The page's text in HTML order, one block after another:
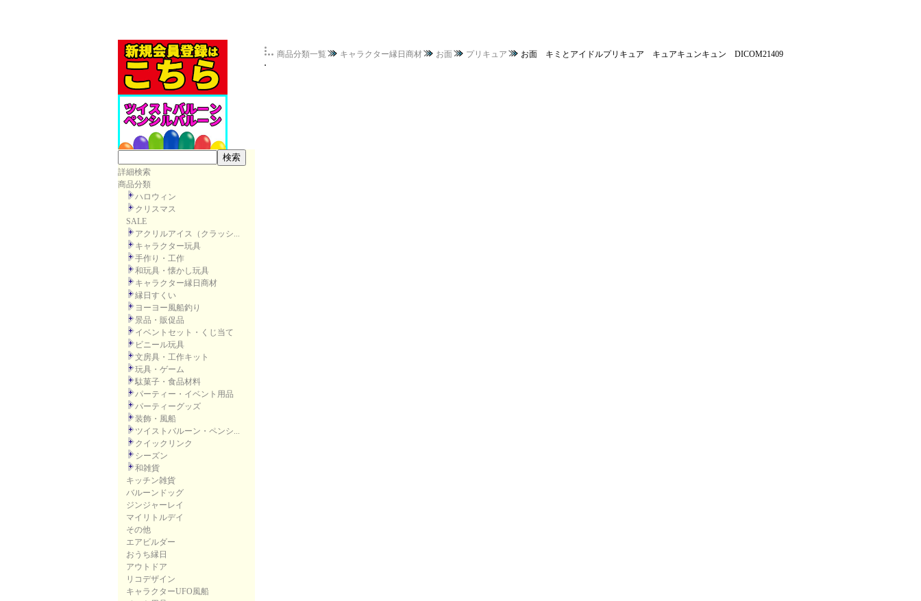
詳細検索
商品分類
ハロウィン
クリスマス
SALE
アクリルアイス（クラッシ...
キャラクター玩具
手作り・工作
和玩具・懐かし玩具
キャラクター縁日商材
縁日すくい
ヨーヨー風船釣り
景品・販促品
イベントセット・くじ当て
ビニール玩具
文房具・工作キット
玩具・ゲーム
駄菓子・食品材料
パーティー・イベント用品
パーティーグッズ
装飾・風船
ツイストバルーン・ペンシ...
クイックリンク
シーズン
和雑貨
キッチン雑貨
バルーンドッグ
ジンジャーレイ
マイリトルデイ
その他
エアビルダー
おうち縁日
アウトドア
リコデザイン
キャラクターUFO風船
商品分類一覧 キャラクター縁日商材 お面 プリキュア お面 キミとアイドルプリキュア キュアキュンキュン DICOM21409